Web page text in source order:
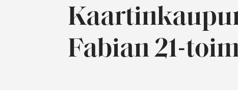
Fabian 21-